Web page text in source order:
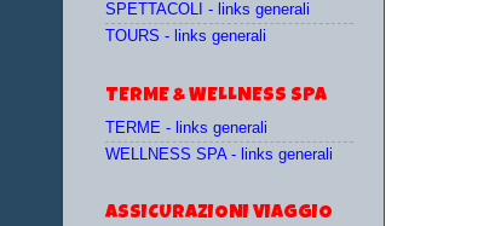
SPETTACOLI - links generali
TOURS - links generali
TERME & WELLNESS SPA
TERME - links generali
WELLNESS SPA - links generali
ASSICURAZIONI VIAGGIO